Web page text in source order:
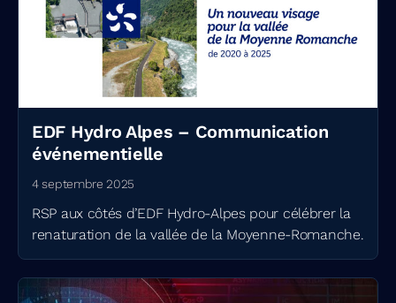
EDF Hydro Alpes – Communication
événementielle
4 septembre 2025
RSP aux côtés d’EDF Hydro-Alpes pour célébrer la
renaturation de la vallée de la Moyenne-Romanche.